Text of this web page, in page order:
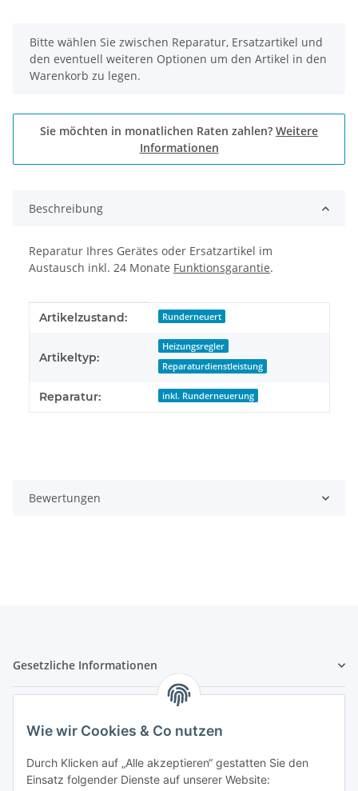
Wie wir Cookies & Co nutzen
Durch Klicken auf „Alle akzeptieren“ gestatten Sie den
Einsatz folgender Dienste auf unserer Website:
x
Bitte wählen Sie zwischen Reparatur, Ersatzartikel und
den eventuell weiteren Optionen um den Artikel in den
Warenkorb zu legen.
Sie möchten in monatlichen Raten zahlen? Weitere
Informationen
Beschreibung
Reparatur Ihres Gerätes oder Ersatzartikel im
Austausch inkl. 24 Monate Funktionsgarantie.
Produkteigenschaft
Wert
Artikelzustand: Runderneuert
Artikeltyp:
Heizungsregler
Reparaturdienstleistung
Reparatur: inkl. Runderneuerung
Bewertungen
Gesetzliche Informationen